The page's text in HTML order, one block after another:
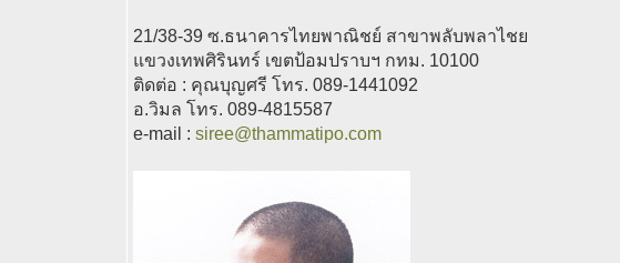
21/38-39 ซ.ธนาคารไทยพาณิชย์ สาขาพลับพลาไชย
แขวงเทพศิรินทร์ เขตป้อมปราบฯ กทม. 10100
ติดต่อ : คุณบุญศรี โทร. 089-1441092
อ.วิมล โทร. 089-4815587
e-mail : siree@thammatipo.com